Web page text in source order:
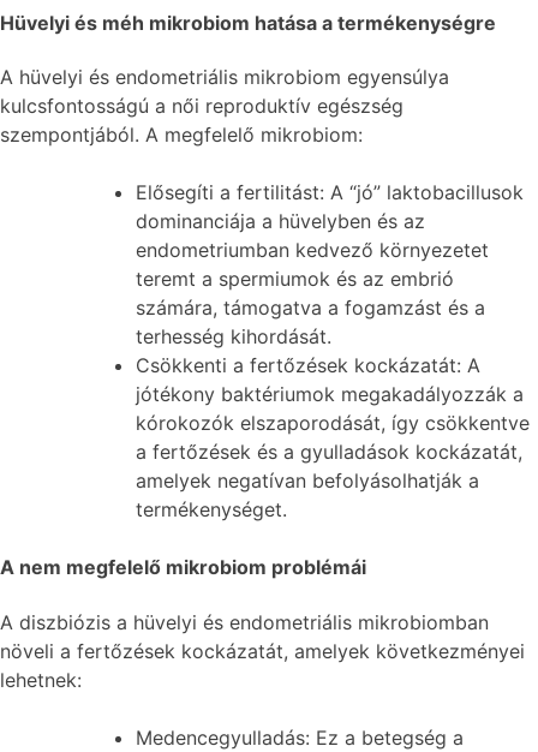
Hüvelyi és méh mikrobiom hatása a termékenységre
A hüvelyi és endometriális mikrobiom egyensúlya
kulcsfontosságú a női reproduktív egészség
szempontjából. A megfelelő mikrobiom:
Elősegíti a fertilitást: A “jó” laktobacillusok
dominanciája a hüvelyben és az
endometriumban kedvező környezetet
teremt a spermiumok és az embrió
számára, támogatva a fogamzást és a
terhesség kihordását.
Csökkenti a fertőzések kockázatát: A
jótékony baktériumok megakadályozzák a
kórokozók elszaporodását, így csökkentve
a fertőzések és a gyulladások kockázatát,
amelyek negatívan befolyásolhatják a
termékenységet.
A nem megfelelő mikrobiom problémái
A diszbiózis a hüvelyi és endometriális mikrobiomban
növeli a fertőzések kockázatát, amelyek következményei
lehetnek:
Medencegyulladás: Ez a betegség a